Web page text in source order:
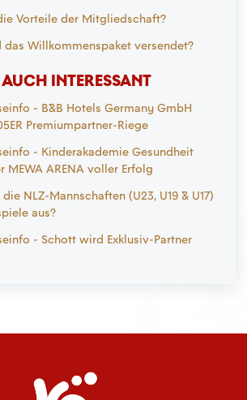
Vorteile der Mitgliedschaft?
das Willkommenspaket versendet?
INTERESSANT
- B&B Hotels Germany GmbH
Premiumpartner-Riege
- Kinderakademie Gesundheit
MEWA ARENA voller Erfolg
NLZ-Mannschaften (U23, U19 & U17)
aus?
- Schott wird Exklusiv-Partner